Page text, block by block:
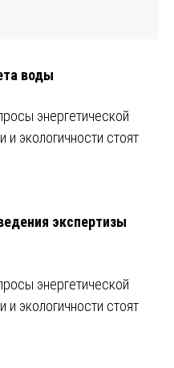
воды
энергетической
и экологичности стоят
экспертизы
энергетической
и экологичности стоят